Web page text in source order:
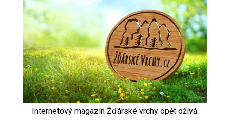
Internetový magazín Žďárské vrchy opět ožívá.